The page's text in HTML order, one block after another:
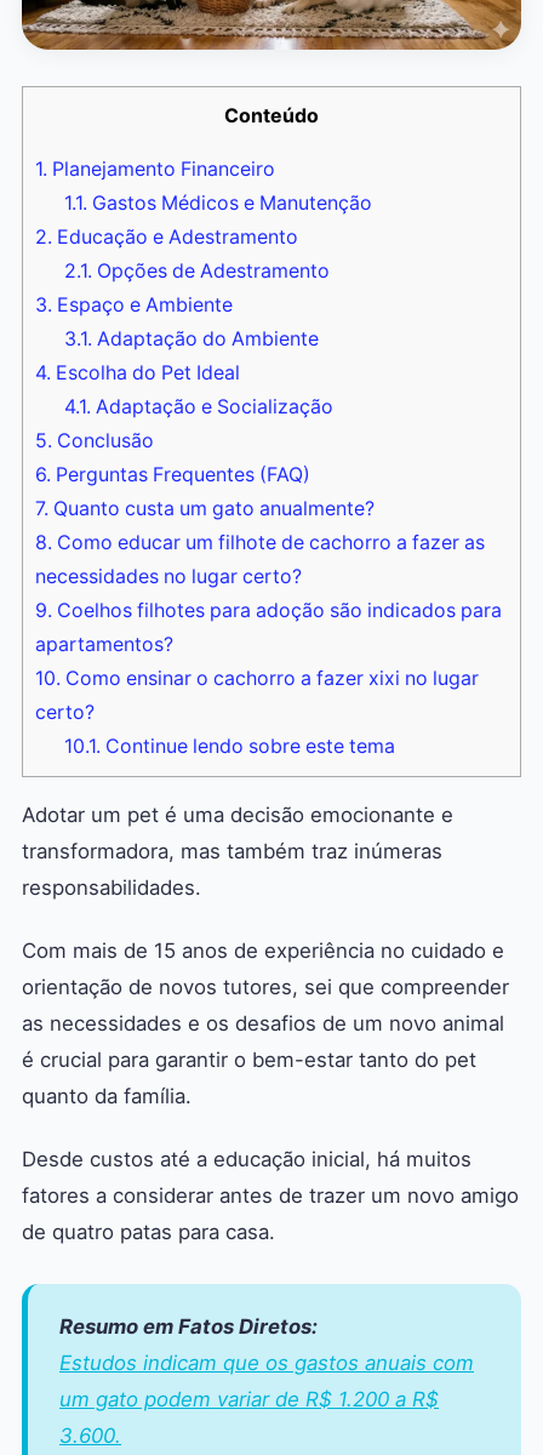
Conteúdo
1. Planejamento Financeiro
1.1. Gastos Médicos e Manutenção
2. Educação e Adestramento
2.1. Opções de Adestramento
3. Espaço e Ambiente
3.1. Adaptação do Ambiente
4. Escolha do Pet Ideal
4.1. Adaptação e Socialização
5. Conclusão
6. Perguntas Frequentes (FAQ)
7. Quanto custa um gato anualmente?
8. Como educar um filhote de cachorro a fazer as
necessidades no lugar certo?
9. Coelhos filhotes para adoção são indicados para
apartamentos?
10. Como ensinar o cachorro a fazer xixi no lugar
certo?
10.1. Continue lendo sobre este tema
Adotar um pet é uma decisão emocionante e
transformadora, mas também traz inúmeras
responsabilidades.
Com mais de 15 anos de experiência no cuidado e
orientação de novos tutores, sei que compreender
as necessidades e os desafios de um novo animal
é crucial para garantir o bem-estar tanto do pet
quanto da família.
Desde custos até a educação inicial, há muitos
fatores a considerar antes de trazer um novo amigo
de quatro patas para casa.
Resumo em Fatos Diretos:
Estudos indicam que os gastos anuais com
um gato podem variar de R$ 1.200 a R$
3.600.